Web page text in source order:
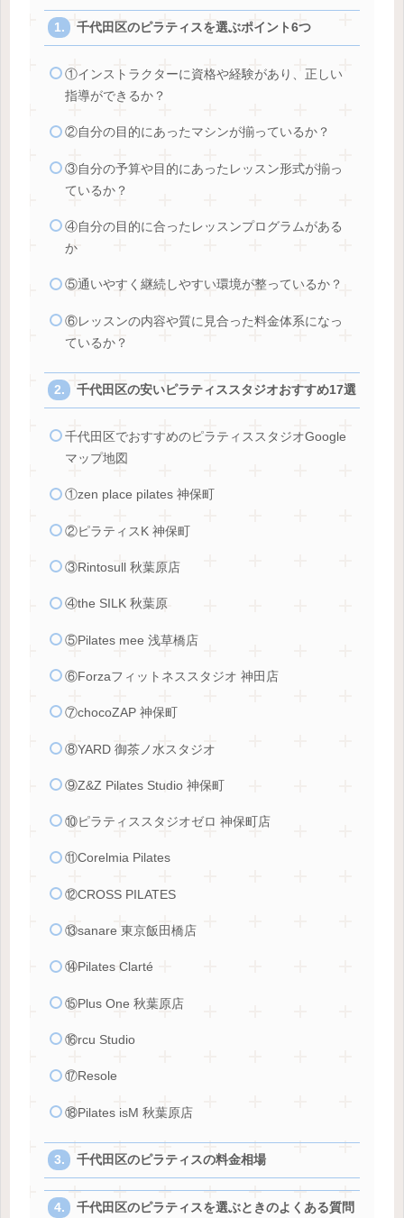
千代田区のピラティスを選ぶポイント6つ
①インストラクターに資格や経験があり、正しい
指導ができるか？
②自分の目的にあったマシンが揃っているか？
③自分の予算や目的にあったレッスン形式が揃っ
ているか？
④自分の目的に合ったレッスンプログラムがある
か
⑤通いやすく継続しやすい環境が整っているか？
⑥レッスンの内容や質に見合った料金体系になっ
ているか？
千代田区の安いピラティススタジオおすすめ17選
千代田区でおすすめのピラティススタジオGoogle
マップ地図
①zen place pilates 神保町
②ピラティスK 神保町
③Rintosull 秋葉原店
④the SILK 秋葉原
⑤Pilates mee 浅草橋店
⑥Forzaフィットネススタジオ 神田店
⑦chocoZAP 神保町
⑧YARD 御茶ノ水スタジオ
⑨Z&Z Pilates Studio 神保町
⑩ピラティススタジオゼロ 神保町店
⑪Corelmia Pilates
⑫CROSS PILATES
⑬sanare 東京飯田橋店
⑭Pilates Clarté
⑮Plus One 秋葉原店
⑯rcu Studio
⑰Resole
⑱Pilates isM 秋葉原店
千代田区のピラティスの料金相場
千代田区のピラティスを選ぶときのよくある質問